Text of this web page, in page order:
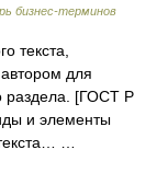
бизнес-терминов
текста,
для
раздела. [ГОСТ Р
и элементы
…